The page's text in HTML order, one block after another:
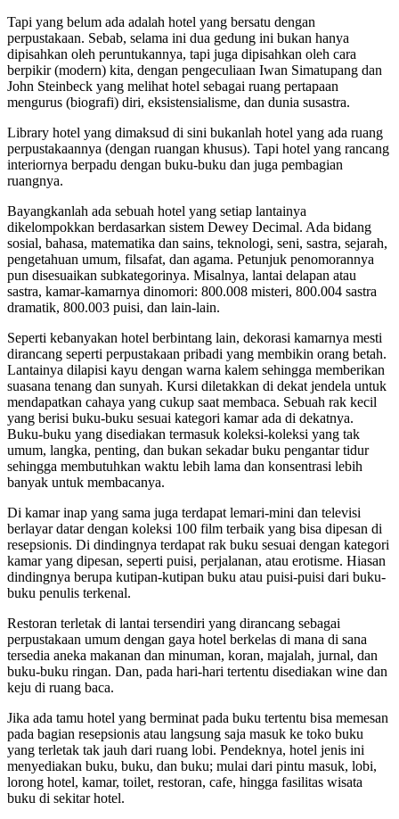
Tapi yang belum ada adalah hotel yang bersatu dengan
perpustakaan. Sebab, selama ini dua gedung ini bukan hanya
dipisahkan oleh peruntukannya, tapi juga dipisahkan oleh cara
berpikir (modern) kita, dengan pengeculiaan Iwan Simatupang dan
John Steinbeck yang melihat hotel sebagai ruang pertapaan
mengurus (biografi) diri, eksistensialisme, dan dunia susastra.
Library hotel yang dimaksud di sini bukanlah hotel yang ada ruang
perpustakaannya (dengan ruangan khusus). Tapi hotel yang rancang
interiornya berpadu dengan buku-buku dan juga pembagian
ruangnya.
Bayangkanlah ada sebuah hotel yang setiap lantainya
dikelompokkan berdasarkan sistem Dewey Decimal. Ada bidang
sosial, bahasa, matematika dan sains, teknologi, seni, sastra, sejarah,
pengetahuan umum, filsafat, dan agama. Petunjuk penomorannya
pun disesuaikan subkategorinya. Misalnya, lantai delapan atau
sastra, kamar-kamarnya dinomori: 800.008 misteri, 800.004 sastra
dramatik, 800.003 puisi, dan lain-lain.
Seperti kebanyakan hotel berbintang lain, dekorasi kamarnya mesti
dirancang seperti perpustakaan pribadi yang membikin orang betah.
Lantainya dilapisi kayu dengan warna kalem sehingga memberikan
suasana tenang dan sunyah. Kursi diletakkan di dekat jendela untuk
mendapatkan cahaya yang cukup saat membaca. Sebuah rak kecil
yang berisi buku-buku sesuai kategori kamar ada di dekatnya.
Buku-buku yang disediakan termasuk koleksi-koleksi yang tak
umum, langka, penting, dan bukan sekadar buku pengantar tidur
sehingga membutuhkan waktu lebih lama dan konsentrasi lebih
banyak untuk membacanya.
Di kamar inap yang sama juga terdapat lemari-mini dan televisi
berlayar datar dengan koleksi 100 film terbaik yang bisa dipesan di
resepsionis. Di dindingnya terdapat rak buku sesuai dengan kategori
kamar yang dipesan, seperti puisi, perjalanan, atau erotisme. Hiasan
dindingnya berupa kutipan-kutipan buku atau puisi-puisi dari buku-
buku penulis terkenal.
Restoran terletak di lantai tersendiri yang dirancang sebagai
perpustakaan umum dengan gaya hotel berkelas di mana di sana
tersedia aneka makanan dan minuman, koran, majalah, jurnal, dan
buku-buku ringan. Dan, pada hari-hari tertentu disediakan wine dan
keju di ruang baca.
Jika ada tamu hotel yang berminat pada buku tertentu bisa memesan
pada bagian resepsionis atau langsung saja masuk ke toko buku
yang terletak tak jauh dari ruang lobi. Pendeknya, hotel jenis ini
menyediakan buku, buku, dan buku; mulai dari pintu masuk, lobi,
lorong hotel, kamar, toilet, restoran, cafe, hingga fasilitas wisata
buku di sekitar hotel.